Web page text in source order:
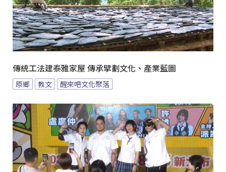
傳統工法建泰雅家屋 傳承擘劃文化、產業藍圖
原鄉 教文 醒來吧文化聚落